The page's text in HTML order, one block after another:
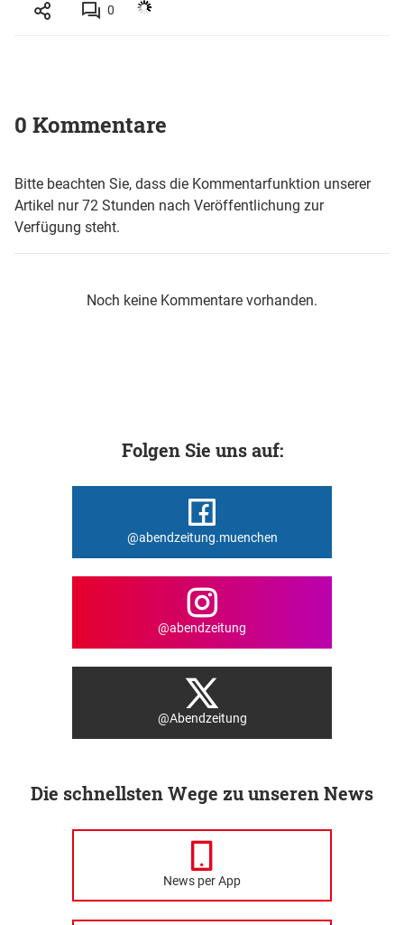
0
0 Kommentare
Bitte beachten Sie, dass die Kommentarfunktion unserer
Artikel nur 72 Stunden nach Veröffentlichung zur
Verfügung steht.
Noch keine Kommentare vorhanden.
Folgen Sie uns auf:
@abendzeitung.muenchen
@abendzeitung
@Abendzeitung
Die schnellsten Wege zu unseren News
News per App